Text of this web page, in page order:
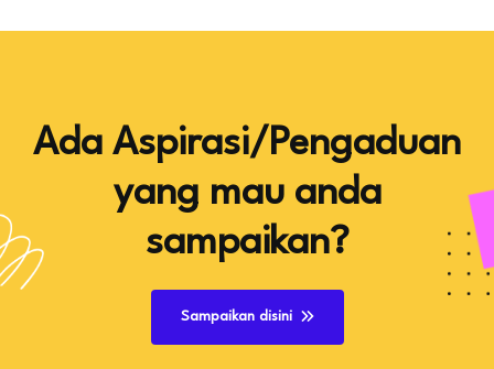
Ada Aspirasi/Pengaduan
yang mau anda
sampaikan?
Sampaikan disini